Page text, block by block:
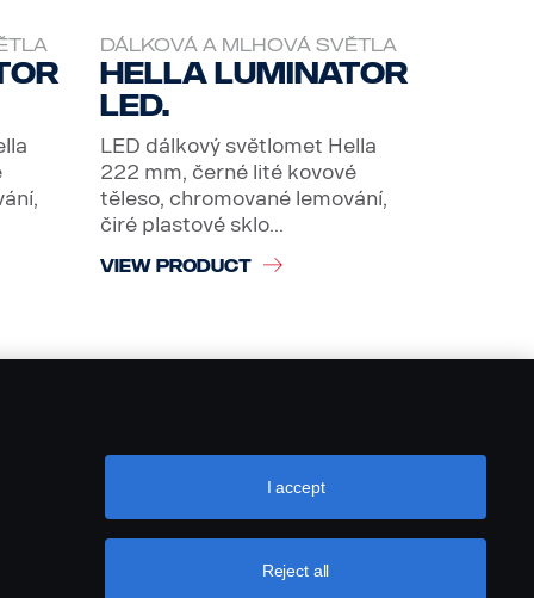
DÁLKOVÁ A MLHOVÁ SVĚTLA
Hella Luminator
LED.
LED dálkový světlomet Hella
222 mm, černé lité kovové
těleso, chromované lemování,
čiré plastové sklo...
VIEW PRODUCT
Reject all
I accept